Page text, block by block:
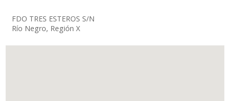
FDO TRES ESTEROS S/N
Río Negro, Región X